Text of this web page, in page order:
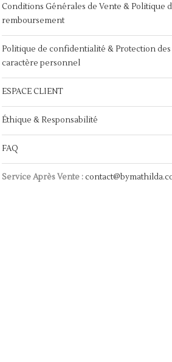
Conditions Générales de Vente & Politique
remboursement
Politique de confidentialité & Protection
caractère personnel
ESPACE CLIENT
Éthique & Responsabilité
FAQ
Service Après Vente :